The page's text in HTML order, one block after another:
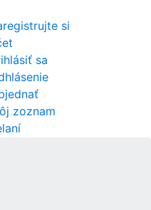
si
sa
zoznam